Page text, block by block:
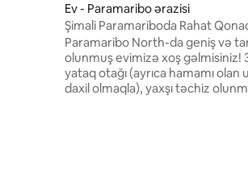
Ev - Paramaribo ərazisi
Şimali Paramariboda Rahat
Paramaribo North-da geniş və
olunmuş evimizə xoş gəlmisiniz!
yataq otağı (ayrıca hamamı olan
daxil olmaqla), yaxşı təchiz